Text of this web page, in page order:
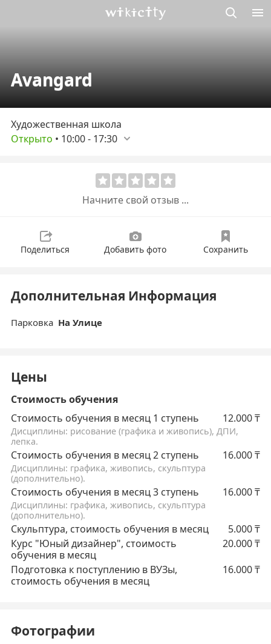
Avangard
Художественная школа
Открыто • 10:00- 17:30
Начните свой отзыв ...
Поделиться Добавить фото Сохранить
Дополнительная Информация
Парковка На Улице
Цены
Стоимость обучения
Стоимость обучения в месяц 1 ступень
12.000₸
Дисциплины: рисование (графика и живопись), ДПИ,
лепка.
Стоимость обучения в месяц 2 ступень 16.000₸
Дисциплины: графика, живопись, скульптура
(дополнительно).
Стоимость обучения в месяц 3 ступень 16.000₸
Дисциплины: графика, живопись, скульптура
(дополнительно).
Скульптура, стоимость обучения в месяц 5.000₸
Курс "Юный дизайнер", стоимость
обучения в месяц
20.000₸
Подготовка к поступлению в ВУЗы,
стоимость обучения в месяц
16.000₸
Фотографии